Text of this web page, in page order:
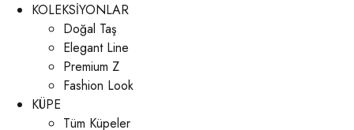
KOLEKSİYONLAR
Doğal Taş
Elegant Line
Premium Z
Fashion Look
KÜPE
Tüm Küpeler